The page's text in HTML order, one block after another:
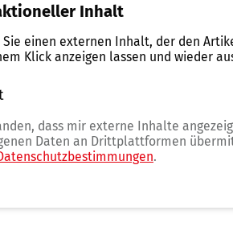
Inhalt
einen externen Inhalt, der den
Klick anzeigen lassen und wieder
dass mir externe Inhalte
Daten an Drittplattformen
.